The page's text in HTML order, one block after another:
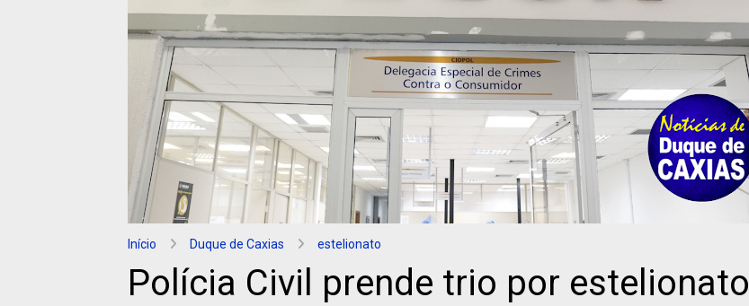
Início Duque de Caxias estelionato
Polícia Civil prende trio por estelionato